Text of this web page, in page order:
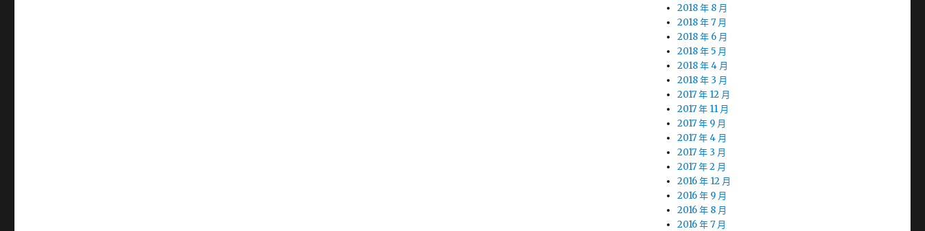
2018 年 8 月
2018 年 7 月
2018 年 6 月
2018 年 5 月
2018 年 4 月
2018 年 3 月
2017 年 12 月
2017 年 11 月
2017 年 9 月
2017 年 4 月
2017 年 3 月
2017 年 2 月
2016 年 12 月
2016 年 9 月
2016 年 8 月
2016 年 7 月